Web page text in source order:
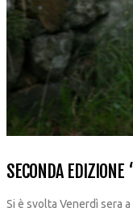
SECONDA EDIZIONE
Si è svolta Venerdì sera